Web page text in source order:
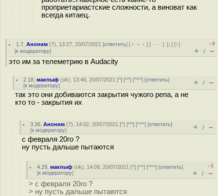
проприетариастские сложности, а виноват как
всегда китаец.
1.7 ,Аноним (7), 13:27, 20/07/2021 [ответить] [ ﹢﹢﹢] [ · · ·][↓] [↑]
[к модератору]
–3
+ / –
это им за телеметрию в Audacity
2.18 ,макпыф (ok), 13:46, 20/07/2021 [^] [^^] [^^^] [ответить]
[к модератору] + / –
так это они добиваются закрытия чужого репа, а не
кто то - закрытия их
3.26 ,Аноним (7), 14:02, 20/07/2021 [^] [^^] [^^^] [ответить]
[к модератору] + / –
с февраля 20го ?
ну пусть дальше пытаются
4.29 ,макпыф (ok), 14:09, 20/07/2021 [^] [^^] [^^^] [ответить]
[к модератору]
–1
+ / –
> с февраля 20го ?
> ну пусть дальше пытаются